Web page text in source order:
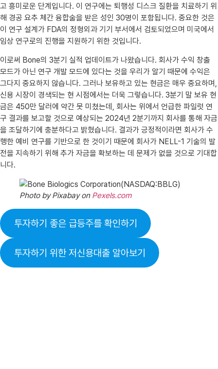
고 흥미로운 단계입니다. 이 연구에는 퇴행성 디스크 질환을 치료하기 위
해 경공 요추 체간 융합술을 받은 성인 30명이 포함됩니다. 중요한 것은
이 연구 설계가 FDA의 정형외과 기기 부서에서 검토되었으며 미국에서
임상 연구로의 진행을 지원하기 위한 것입니다.
이로써 Bone의 3분기 실적 업데이트가 나왔습니다. 회사가 수익 창출
모드가 아닌 연구 개발 모드에 있다는 것을 우리가 알기 때문에 수익은
그다지 중요하지 않습니다. 그러나 보유하고 있는 현금은 매우 중요하며,
신용 시장이 경색되는 현 시점에서는 더욱 그렇습니다. 3분기 말 보유 현
금은 450만 달러에 약간 못 미쳤는데, 회사는 위에서 언급한 파일럿 연
구 결과를 보고할 것으로 예상되는 2024년 2분기까지 회사를 통해 자금
을 조달하기에 충분하다고 밝혔습니다. 결과가 긍정적이라면 회사가 수
행한 예비 연구를 기반으로 한 것이기 때문에 회사가 NELL-1 기술의 발
전을 지속하기 위해 추가 자금을 확보하는 데 문제가 없을 것으로 기대합
니다.
Photo by Pixabay on Pexels.com
투자하기 좋은 급등주를 확인하기
투자하기 위한 저신용대출 알아보기